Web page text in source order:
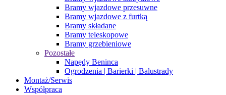
Bramy wjazdowe przesuwne
Bramy wjazdowe z furtką
Bramy składane
Bramy teleskopowe
Bramy grzebieniowe
Pozostałe
Napędy Beninca
Ogrodzenia | Barierki | Balustrady
Montaż/Serwis
Współpraca